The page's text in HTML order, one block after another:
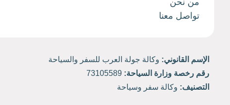
من نحن
تواصل معنا
الإسم القانوني: وكالة جولة العرب للسفر والسياحة
رقم رخصة وزارة السياحة:
التصنيف: وكالة سفر وسياحة